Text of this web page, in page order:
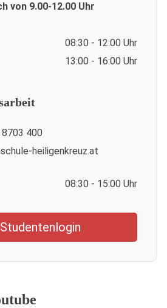
von 9.00-12.00 Uhr
08:30 - 12:00 Uhr
13:00 - 16:00 Uhr
400
heiligenkreuz.at
08:30 - 15:00 Uhr